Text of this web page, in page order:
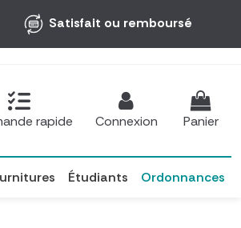
Satisfait ou remboursé
rapide Connexion Panier
Étudiants Ordonnances